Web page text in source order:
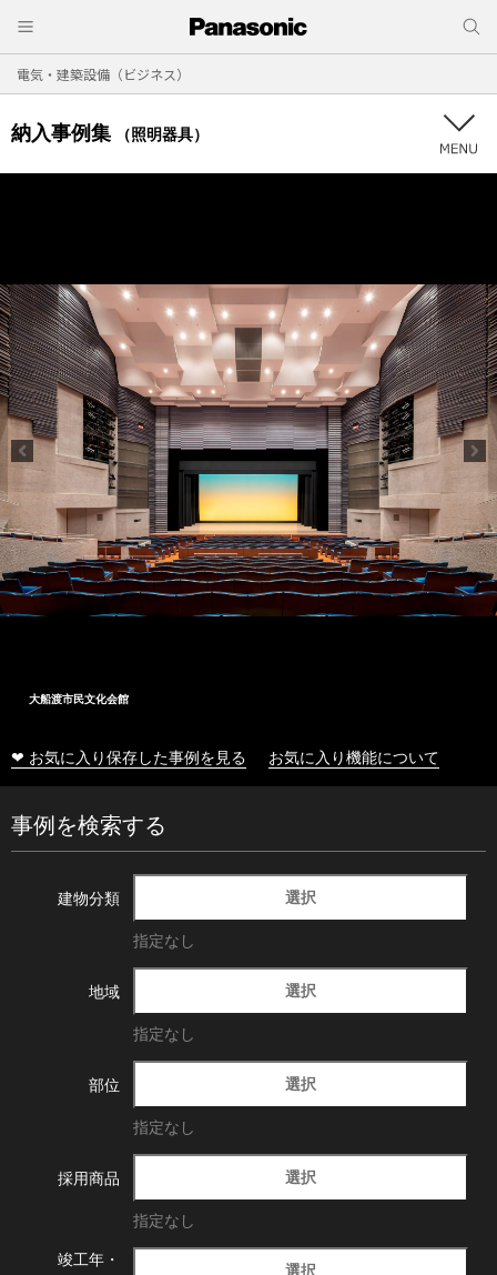
電気・建築設備（ビジネス）
納入事例集 （照明器具）
大船渡市民文化会館
❤ お気に入り保存した事例を見る お気に入り機能について
事例を検索する
建物分類 選択
指定なし
地域 選択
指定なし
部位 選択
指定なし
採用商品 選択
指定なし
竣工年・
選択